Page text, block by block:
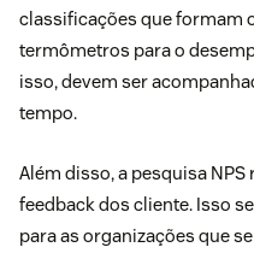
classificações que formam
termômetros para o
isso, devem ser
tempo.
Além disso, a pesquisa
feedback dos cliente. Isso
para as organizações que